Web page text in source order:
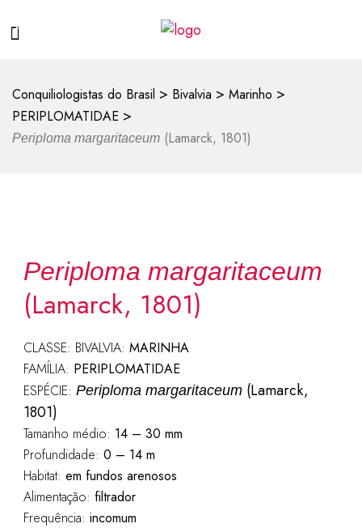
Conquiliologistas do Brasil > Bivalvia > Marinho >
PERIPLOMATIDAE >
Periploma margaritaceum (Lamarck, 1801)
Periploma margaritaceum
(Lamarck, 1801)
CLASSE: BIVALVIA: MARINHA
FAMÍLIA: PERIPLOMATIDAE
ESPÉCIE: Periploma margaritaceum(Lamarck,
1801)
Tamanho médio: 14 – 30 mm
Profundidade: 0 – 14 m
Habitat: em fundos arenosos
Alimentação: filtrador
Frequência: incomum